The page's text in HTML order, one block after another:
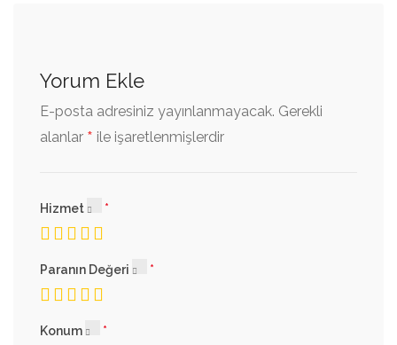
Yorum Ekle
E-posta adresiniz yayınlanmayacak. Gerekli
alanlar * ile işaretlenmişlerdir
Hizmet
Paranın Değeri
Konum